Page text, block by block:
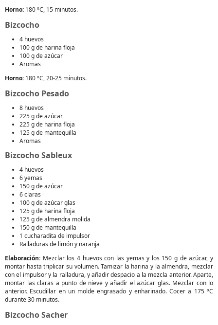
Horno: 180 ºC, 15 minutos.
Bizcocho
4 huevos
100 g de harina floja
100 g de azúcar
Aromas
Horno: 180 ºC, 20-25 minutos.
Bizcocho Pesado
8 huevos
225 g de azúcar
225 g de harina floja
125 g de mantequilla
Aromas
Bizcocho Sableux
4 huevos
6 yemas
150 g de azúcar
6 claras
100 g de azúcar glas
125 g de harina floja
125 g de almendra molida
150 g de mantequilla
1 cucharadita de impulsor
Ralladuras de limón y naranja
Elaboración: Mezclar los 4 huevos con las yemas y los 150 g de azúcar, y
montar hasta triplicar su volumen. Tamizar la harina y la almendra, mezclar
con el impulsor y la ralladura, y añadir despacio a la mezcla anterior. Aparte,
montar las claras a punto de nieve y añadir el azúcar glas. Mezclar con lo
anterior. Escudillar en un molde engrasado y enharinado. Cocer a 175 ºC
durante 30 minutos.
Bizcocho Sacher